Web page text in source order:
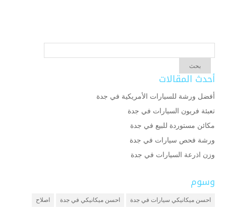
أحدث المقالات
أفضل ورشة للسيارات الأمريكية في جدة
تعبئة فريون السيارات في جدة
مكائن مستوردة للبيع في جدة
ورشة فحص سيارات في جدة
وزن اذرعة السيارات في جدة
وسوم
احسن ميكانيكي سيارات في جدة احسن ميكانيكي في جدة اصلاح